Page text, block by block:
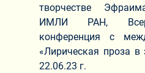
творчестве
ИМЛИ РАН,
конференция с
«Лирическая проза в
22.06.23 г.